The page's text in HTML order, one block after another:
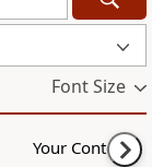
Font Size
Your Content